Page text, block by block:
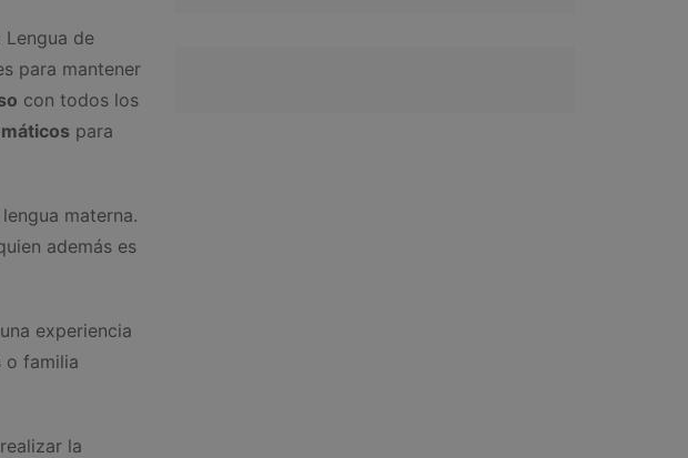
de
para mantener
con todos los
para
materna.
además es
experiencia
o familia
la